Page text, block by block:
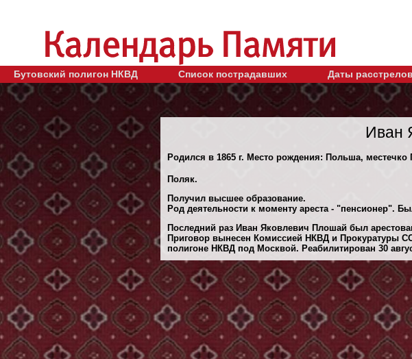
Бутовский полигон НКВД Список пострадавших Даты расстрелов
Иван
Родился в 1865 г. Место рождения: Польша, местечко
Поляк.
Получил высшее образование.
Род деятельности к моменту ареста - "пенсионер".
Последний раз Иван Яковлевич Плошай был
Приговор вынесен Комиссией НКВД и Прокуратуры
полигоне НКВД под Москвой. Реабилитирован 30